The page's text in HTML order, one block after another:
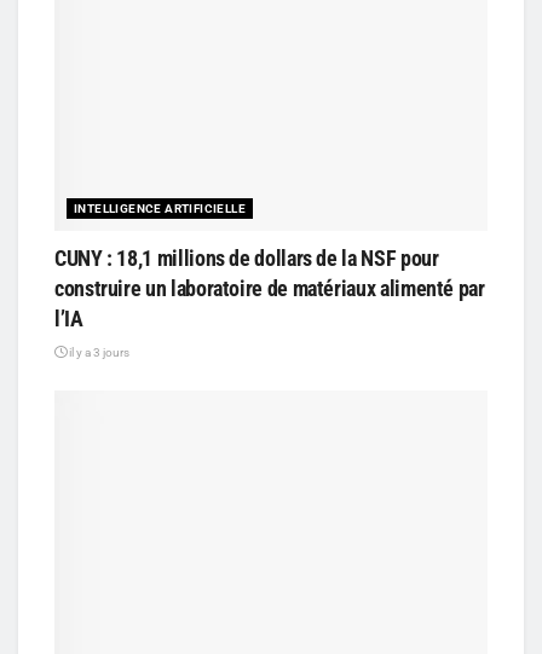
INTELLIGENCE ARTIFICIELLE
CUNY : 18,1 millions de dollars de la NSF pour
construire un laboratoire de matériaux alimenté par
l’IA
il y a 3 jours